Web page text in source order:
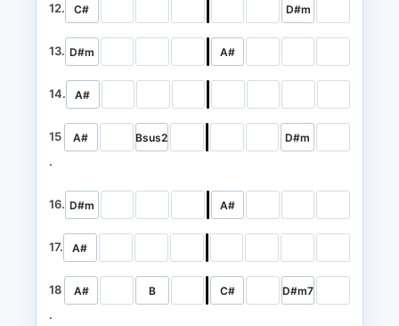
12. C# D#m
13. D#m A#
14. A#
15
.
A# Bsus2 D#m
16. D#m A#
17. A#
18
.
A# B C# D#m7